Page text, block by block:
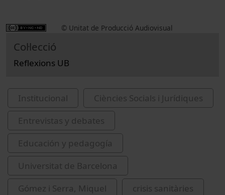
© Unitat de Producció Audiovisual
Col·lecció
Reflexions UB
Institucional
Ciències Socials i Jurídiques
Entrevistas y debates
Educación y pedagogía
Universitat de Barcelona
Gómez i Serra, Miquel
crisis sanitàries